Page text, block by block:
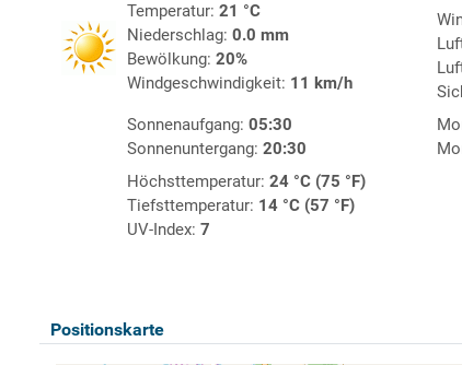
Temperatur: 21 °C
Niederschlag: 0.0 mm
Bewölkung: 20%
Windgeschwindigkeit: 11 km/h
Sonnenaufgang: 05:30
Sonnenuntergang: 20:30
Höchsttemperatur: 24 °C (75 °F)
Tiefsttemperatur: 14 °C (57 °F)
UV-Index: 7
Positionskarte